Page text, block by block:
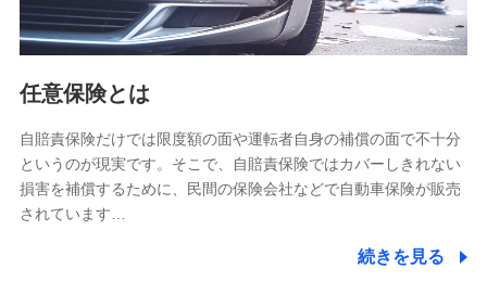
報。例として、dポイントカード番号、性別、年齢、家族
構成、住所、dポイント残高、dポイント利用履歴などが
含まれます。
当社又は株式会社NTTドコモが提供する各種サービスな
又は株式会社NTTドコモが提供する各種サービスのご契
約状態・ご利用履歴インターネット利用時の行動に関す
る情報、アプリケーション利用時の行動に関する情報、
購入されたサービスや商品の名称・購入場所・決済に関
する情報、アンケートの回答に関する情報などが含まれ
任意保険とは
自賠責保険だけでは限度額の面や運転者自身の補償の面で不十分
というのが現実です。そこで、自賠責保険ではカバーしきれない
損害を補償するために、民間の保険会社などで自動車保険が販売
されています…
続きを見る